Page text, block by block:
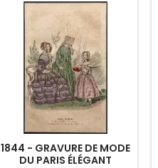
1844 - GRAVURE DE MODE
DU PARIS ÉLÉGANT